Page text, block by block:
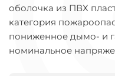
оболочка из ПВХ
категория
пониженное дымо- и
номинальное